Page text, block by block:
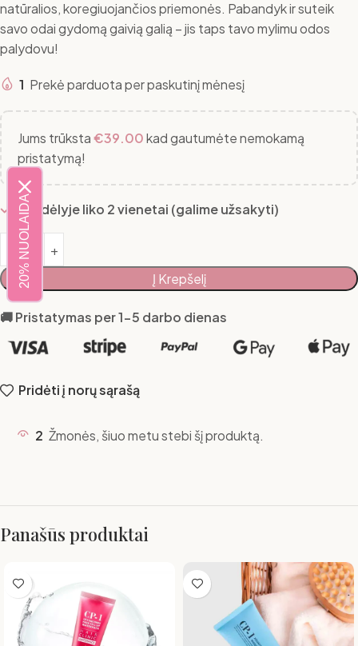
natūralios, koregiuojančios priemonės. Pabandyk ir suteik
savo odai gydomą gaivią galią – jis taps tavo mylimu odos
palydovu!
1 Prekė parduota per paskutinį mėnesį
Jums trūksta€39.00kad gautumėte nemokamą
pristatymą!
Sandėlyje liko 2 vienetai (galime užsakyti)
Į Krepšelį
🚚 Pristatymas per 1-5 darbo dienas
Pridėti į norų sąrašą
2 Žmonės, šiuo metu stebi šį produktą.
Panašūs produktai
20% NUOLAIDA